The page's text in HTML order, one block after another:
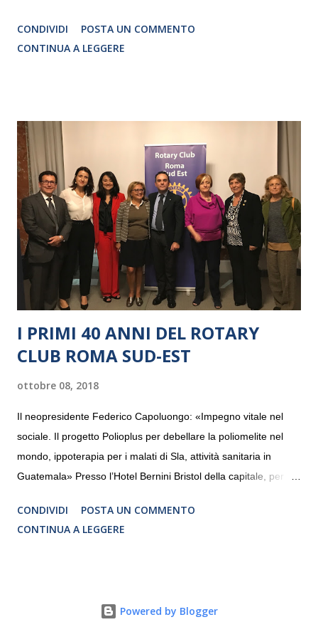
CRISTINA PEZZOLI
CONDIVIDI
POSTA UN COMMENTO
CONTINUA A LEGGERE
I PRIMI 40 ANNI DEL ROTARY
CLUB ROMA SUD-EST
ottobre 08, 2018
Il neopresidente Federico Capoluongo: «Impegno vitale nel
sociale. Il progetto Polioplus per debellare la poliomelite nel
mondo, ippoterapia per i malati di Sla, attività sanitaria in
Guatemala» Presso l’Hotel Bernini Bristol della capitale, per la
programmazione del Rotary Club Roma Sud-Est che festeggia
i quaranta anni di attività. Un’occasione per raccontare al
riguardano sia il territorio che le missioni all’estero in paesi in
CONDIVIDI
POSTA UN COMMENTO
CONTINUA A LEGGERE
Powered by Blogger